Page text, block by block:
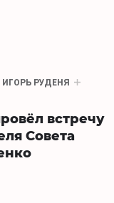
ИГОРЬ РУДЕНЯ
встречу
Совета